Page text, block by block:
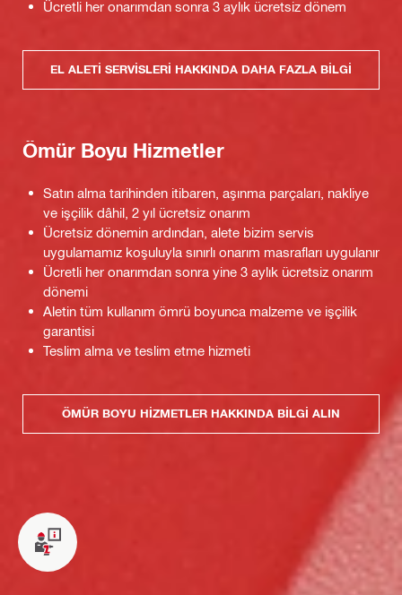
Ücretli her onarımdan sonra 3 aylık ücretsiz dönem
EL ALETI SERVISLERI HAKKINDA DAHA FAZLA BILGI
Ömür Boyu Hizmetler
Satın alma tarihinden itibaren, aşınma parçaları, nakliye
ve işçilik dâhil, 2 yıl ücretsiz onarım
Ücretsiz dönemin ardından, alete bizim servis
uygulamamız koşuluyla sınırlı onarım masrafları uygulanır
Ücretli her onarımdan sonra yine 3 aylık ücretsiz onarım
dönemi
Aletin tüm kullanım ömrü boyunca malzeme ve işçilik
garantisi
Teslim alma ve teslim etme hizmeti
ÖMÜR BOYU HIZMETLER HAKKINDA BILGI ALIN